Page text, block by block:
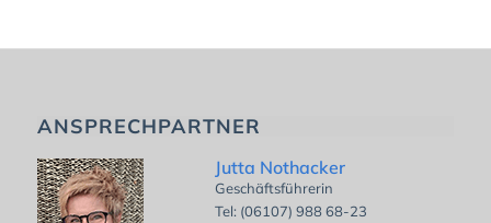
ANSPRECHPARTNER
Jutta Nothacker
Geschäftsführerin
Tel: (06107) 988 68-23